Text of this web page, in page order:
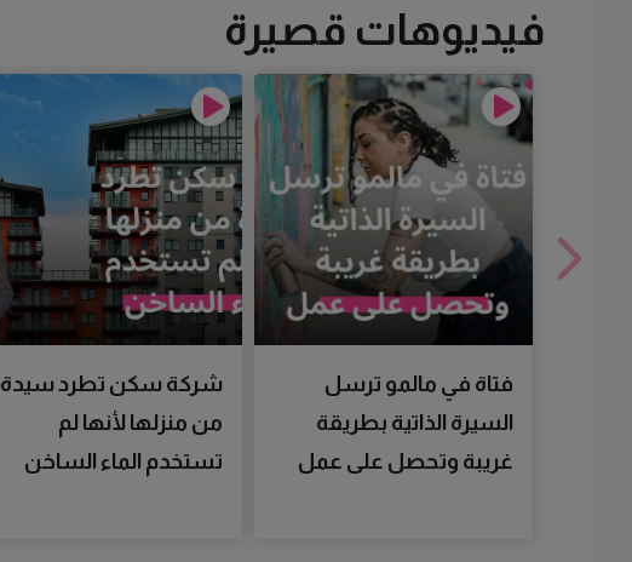
فيديوهات قصيرة
فتاة في مالمو ترسل
السيرة الذاتية بطريقة
غريبة وتحصل على عمل
شركة سكن تطرد سيدة
من منزلها لأنها لم
تستخدم الماء الساخن